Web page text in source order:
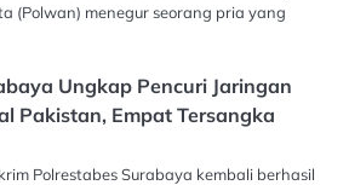
(Polwan) menegur seorang pria yang
Ungkap Pencuri Jaringan
Pakistan, Empat Tersangka
Polrestabes Surabaya kembali berhasil